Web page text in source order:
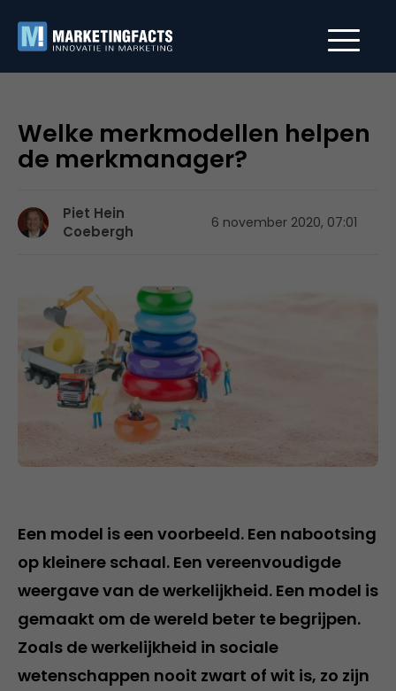
Welke merkmodellen helpen
de merkmanager?
Piet Hein
Coebergh
6 november 2020, 07:01
Een model is een voorbeeld. Een nabootsing
op kleinere schaal. Een vereenvoudigde
weergave van de werkelijkheid. Een model is
gemaakt om de wereld beter te begrijpen.
Zoals de werkelijkheid in sociale
wetenschappen nooit zwart of wit is, zo zijn